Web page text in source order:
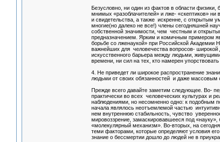
Безусловно, ни один из фактов в области
мнимых «разоблачителей» и лже- «скептиков»
и свидетельства, а также искренне, с открытым
многие(но далеко не все!) члены сегодняшней
собственной значимости, чем честным и
предназначением. Ярким и комичным примером
борьбе со лженаукой» при Российской Академии
важнейших для человечества вопросов-
искусственного барьера между людьми,
времени, ни сил на тех, кто намерен
4. Не приведет ли широкое распространение
людьми от своих обязанностей и даже массовым
Прежде всего давайте заметим следующее. Во-
практически во всех человеческих культурах и
наблюдениями, но несомненно одно: к подобным
начала являлось неотъемлемой частью
нем внутреннюю стабильность, чувство
мировоззрение, замаскировавшееся под
«молекулярный механизм». Во-вторых, на
теми факторами, которые определяют условия
знание о бессмертии дошло до людей не в